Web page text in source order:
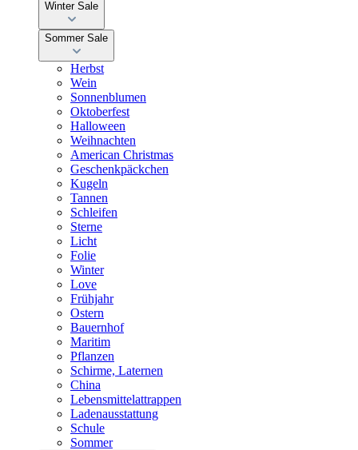
Winter Sale
Sommer Sale
Herbst
Wein
Sonnenblumen
Oktoberfest
Halloween
Weihnachten
American Christmas
Geschenkpäckchen
Kugeln
Tannen
Schleifen
Sterne
Licht
Folie
Winter
Love
Frühjahr
Ostern
Bauernhof
Maritim
Pflanzen
Schirme, Laternen
China
Lebensmittelattrappen
Ladenausstattung
Schule
Sommer